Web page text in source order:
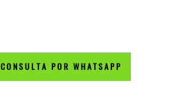
CONSULTA POR WHATSAPP